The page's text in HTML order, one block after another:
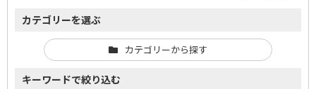
カテゴリーを選ぶ
カテゴリーから探す
キーワードで絞り込む